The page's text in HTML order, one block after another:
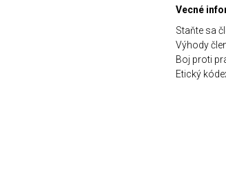
Vecné
Staňte sa
Výhody
Boj proti
Etický